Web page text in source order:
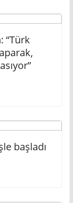
“Türk
başladı